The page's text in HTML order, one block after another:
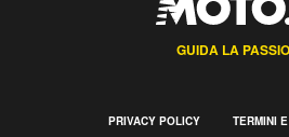
GUIDA LA
PRIVACY POLICY TERMINI